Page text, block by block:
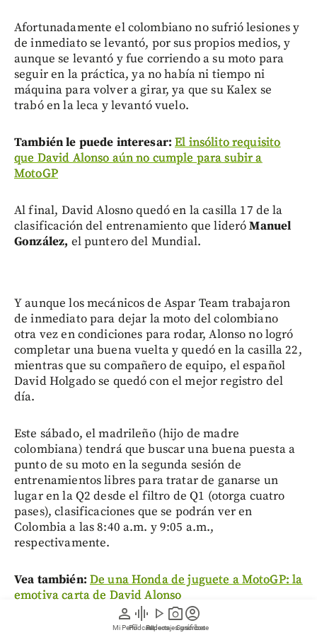
person
Mi Perfil
graphic_eq
Pódcast
play_arrow
Videos
photo_camera
Reportajes gráficos
account_circle
Suscríbete
Afortunadamente el colombiano no sufrió lesiones y
de inmediato se levantó, por sus propios medios, y
aunque se levantó y fue corriendo a su moto para
seguir en la práctica, ya no había ni tiempo ni
máquina para volver a girar, ya que su Kalex se
trabó en la leca y levantó vuelo.
También le puede interesar:El insólito requisito
que David Alonso aún no cumple para subir a
MotoGP
Al final, David Alosno quedó en la casilla 17 de la
clasificación del entrenamiento que lideróManuel
González, el puntero del Mundial.
Y aunque los mecánicos de Aspar Team trabajaron
de inmediato para dejar la moto del colombiano
otra vez en condiciones para rodar, Alonso no logró
completar una buena vuelta y quedó en la casilla 22,
mientras que su compañero de equipo, el español
David Holgado se quedó con el mejor registro del
día.
Este sábado, el madrileño (hijo de madre
colombiana) tendrá que buscar una buena puesta a
punto de su moto en la segunda sesión de
entrenamientos libres para tratar de ganarse un
lugar en la Q2 desde el filtro de Q1 (otorga cuatro
pases), clasificaciones que se podrán ver en
Colombia a las 8:40 a.m. y 9:05 a.m.,
respectivamente.
Vea también: De una Honda de juguete a MotoGP: la
emotiva carta de David Alonso